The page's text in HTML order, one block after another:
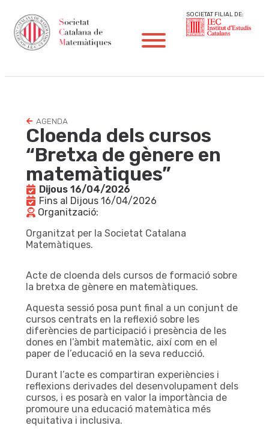
SOCIETAT FILIAL DE:
AGENDA
Cloenda dels cursos
“Bretxa de gènere en
matemàtiques”
Dijous 16/04/2026
Fins al Dijous 16/04/2026
Organització:
Organitzat per la Societat Catalana
Matemàtiques.
Acte de cloenda dels cursos de formació sobre
la bretxa de gènere en matemàtiques.
Aquesta sessió posa punt final a un conjunt de
cursos centrats en la reflexió sobre les
diferències de participació i presència de les
dones en l’àmbit matemàtic, així com en el
paper de l’educació en la seva reducció.
Durant l’acte es compartiran experiències i
reflexions derivades del desenvolupament dels
cursos, i es posarà en valor la importància de
promoure una educació matemàtica més
equitativa i inclusiva.